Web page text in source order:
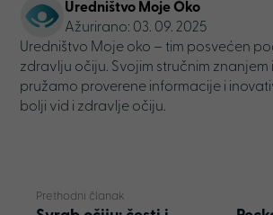
Uredništvo Moje Oko
Ažurirano: 03. 09. 2025
Uredništvo Moje oko – tim posvećen
zdravlju očiju. Svojim stručnim znanjem
pružamo proverene informacije i
bolji vid i zdravlje očiju.
Prethodni članak